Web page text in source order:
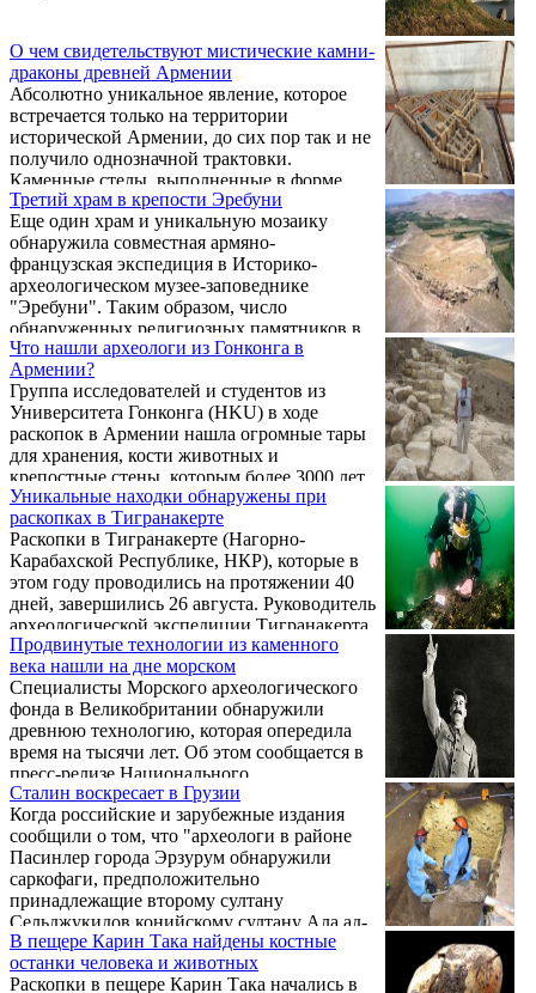
О чем свидетельствуют мистические камни-
драконы древней Армении
Абсолютно уникальное явление, которое
встречается только на территории
исторической Армении, до сих пор так и не
получило однозначной трактовки.
Каменные стелы, выполненные в форме
рыбы, могут значить намного больше, чем
то, что мы о них знаем….
Третий храм в крепости Эребуни
Еще один храм и уникальную мозаику
обнаружила совместная армяно-
французская экспедиция в Историко-
археологическом музее-заповеднике
"Эребуни". Таким образом, число
обнаруженных религиозных памятников в
одном из самых древних урартских
поселений достигло трех.
Что нашли археологи из Гонконга в
Армении?
Группа исследователей и студентов из
Университета Гонконга (HKU) в ходе
раскопок в Армении нашла огромные тары
для хранения, кости животных и
крепостные стены, которым более 3000 лет.
Уникальные находки обнаружены при
раскопках в Тигранакерте
Раскопки в Тигранакерте (Нагорно-
Карабахской Республике, НКР), которые в
этом году проводились на протяжении 40
дней, завершились 26 августа. Руководитель
археологической экспедиции Тигранакерта
Гамлет Петросян в беседе с
корреспондентом Panorama.am отметил, что
как правило раскопки в Тигранакерте
финансируются властями Арцаха, в
текущем году Национальным собранием
НКР принято решение о выделении 18 млн
драмов на раскопки, которых было
достаточно для проведения раскопок в
течение 40 дней, с привлечением ...
Продвинутые технологии из каменного
века нашли на дне морском
Специалисты Морского археологического
фонда в Великобритании обнаружили
древнюю технологию, которая опередила
время на тысячи лет. Об этом сообщается в
пресс-релизе Национального
Океанографического центра.
Сталин воскресает в Грузии
Когда российские и зарубежные издания
сообщили о том, что "археологи в районе
Пасинлер города Эрзурум обнаружили
саркофаги, предположительно
принадлежащие второму султану
Сельджукидов конийскому султану Ала ад-
Дину Кай-Кубаду и его матери, царевне,
легендарной Гурджи-Хатун, внучке царицы
Тамар", выписанная в такой редакции
В пещере Карин Така найдены костные
останки человека и животных
Раскопки в пещере Карин Така начались в